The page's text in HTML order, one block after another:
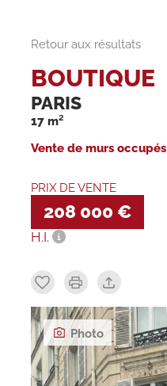
Retour aux résultats
Photo
BOUTIQUE
PARIS
17 m²
Vente de murs occupés
PRIX DE VENTE
208 000 €
H.I.